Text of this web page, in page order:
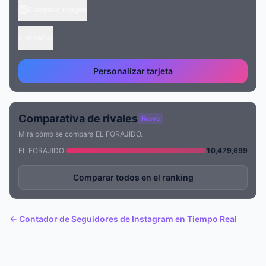
Personalizar tarjeta
Comparativa de rivales Nuevo
Mira cómo se compara EL FORAJIDO.
EL FORAJIDO
10,479,699
Comparar todos en el ranking
← Contador de Seguidores de Instagram en Tiempo Real